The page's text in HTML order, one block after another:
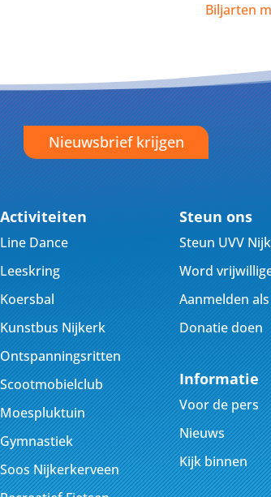
Biljarten
Nieuwsbrief krijgen
Activiteiten
Line Dance
Leeskring
Koersbal
Kunstbus Nijkerk
Ontspanningsritten
Scootmobielclub
Moespluktuin
Gymnastiek
Soos Nijkerkerveen
Steun ons
Steun UVV
Word
Aanmelden
Donatie doen
Informatie
Voor de pers
Nieuws
Kijk binnen